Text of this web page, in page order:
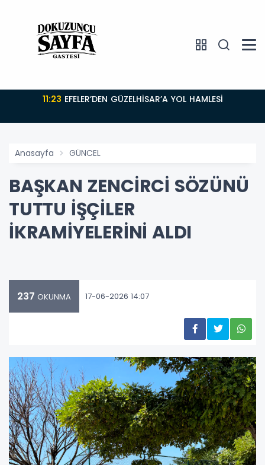
11:23 EFELER’DEN GÜZELHİSAR’A YOL HAMLESİ
Anasayfa GÜNCEL
BAŞKAN ZENCİRCİ SÖZÜNÜ
TUTTU İŞÇİLER
İKRAMİYELERİNİ ALDI
237 OKUNMA 17-06-2026 14:07